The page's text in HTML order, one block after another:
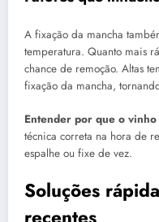
A fixação da mancha
temperatura. Quanto mais
chance de remoção. Altas
fixação da mancha,
Entender por que o vinho
técnica correta na hora de
espalhe ou fixe de vez.
Soluções